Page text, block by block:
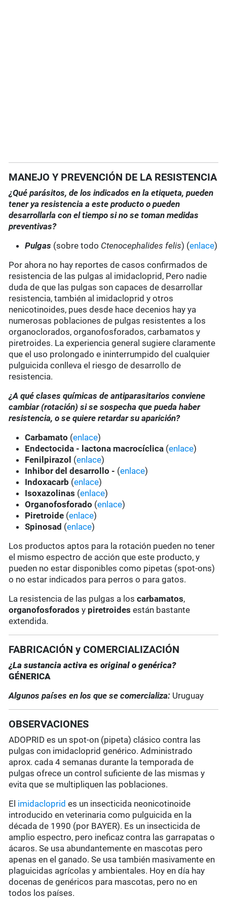
MANEJO Y PREVENCIÓN DE LA RESISTENCIA
¿Qué parásitos, de los indicados en la etiqueta, pueden
tener ya resistencia a este producto o pueden
desarrollarla con el tiempo si no se toman medidas
preventivas?
Pulgas (sobre todo Ctenocephalides felis) (enlace)
Por ahora no hay reportes de casos confirmados de
resistencia de las pulgas al imidacloprid, Pero nadie
duda de que las pulgas son capaces de desarrollar
resistencia, también al imidacloprid y otros
nenicotinoides, pues desde hace decenios hay ya
numerosas poblaciones de pulgas resistentes a los
organoclorados, organofosforados, carbamatos y
piretroides. La experiencia general sugiere claramente
que el uso prolongado e ininterrumpido del cualquier
pulguicida conlleva el riesgo de desarrollo de
resistencia.
¿A qué clases químicas de antiparasitarios conviene
cambiar (rotación) si se sospecha que pueda haber
resistencia, o se quiere retardar su aparición?
Carbamato (enlace)
Endectocida - lactona macrocíclica (enlace)
Fenilpirazol (enlace)
Inhibor del desarrollo - (enlace)
Indoxacarb (enlace)
Isoxazolinas (enlace)
Organofosforado (enlace)
Piretroide (enlace)
Spinosad (enlace)
Los productos aptos para la rotación pueden no tener
el mismo espectro de acción que este producto, y
pueden no estar disponibles como pipetas (spot-ons)
o no estar indicados para perros o para gatos.
La resistencia de las pulgas a loscarbamatos,
organofosforados y piretroides están bastante
extendida.
FABRICACIÓN y COMERCIALIZACIÓN
¿La sustancia activa es original o genérica?
GÉNERICA
Algunos países en los que se comercializa: Uruguay
OBSERVACIONES
ADOPRID es un spot-on (pipeta) clásico contra las
pulgas con imidacloprid genérico. Administrado
aprox. cada 4 semanas durante la temporada de
pulgas ofrece un control suficiente de las mismas y
evita que se multipliquen las poblaciones.
El imidacloprid es un insecticida neonicotinoide
introducido en veterinaria como pulguicida en la
década de 1990 (por BAYER). Es un insecticida de
amplio espectro, pero ineficaz contra las garrapatas o
ácaros. Se usa abundantemente en mascotas pero
apenas en el ganado. Se usa también masivamente en
plaguicidas agrícolas y ambientales. Hoy en día hay
docenas de genéricos para mascotas, pero no en
todos los países.